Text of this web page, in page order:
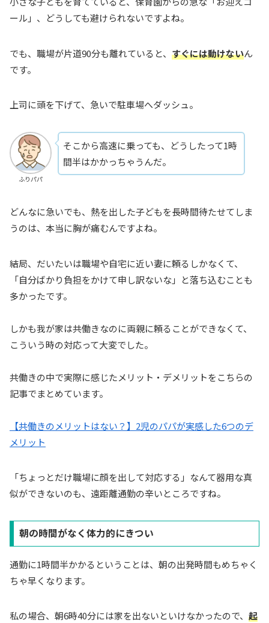
ール」、どうしても避けられないですよね。
でも、職場が片道90分も離れていると、 すぐには動けないん
です。
上司に頭を下げて、急いで駐車場へダッシュ。
ふりパパ
そこから高速に乗っても、どうしたって1時
間半はかかっちゃうんだ。
どんなに急いでも、熱を出した子どもを長時間待たせてしま
うのは、本当に胸が痛むんですよね。
結局、だいたいは職場や自宅に近い妻に頼るしかなくて、
「自分ばかり負担をかけて申し訳ないな」と落ち込むことも
多かったです。
しかも我が家は共働きなのに両親に頼ることができなくて、
こういう時の対応って大変でした。
共働きの中で実際に感じたメリット・デメリットをこちらの
記事でまとめています。
【共働きのメリットはない？】2児のパパが実感した6つのデ
メリット
「ちょっとだけ職場に顔を出して対応する」なんて器用な真
似ができないのも、遠距離通勤の辛いところですね。
朝の時間がなく体力的にきつい
通勤に1時間半かかるということは、朝の出発時間もめちゃく
ちゃ早くなります。
私の場合、朝6時40分には家を出ないといけなかったので、 起